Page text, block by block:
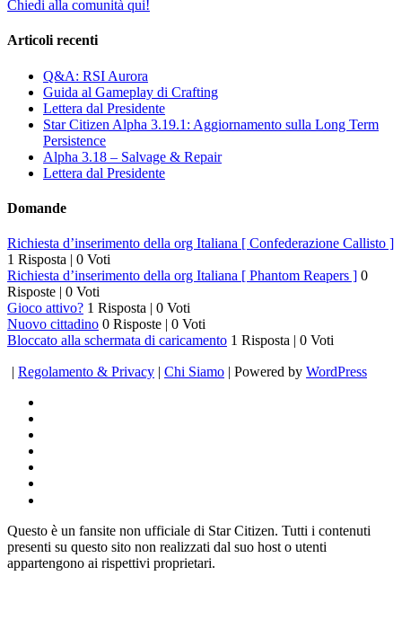
Chiedi alla comunità qui!
Articoli recenti
Q&A: RSI Aurora
Guida al Gameplay di Crafting
Lettera dal Presidente
Star Citizen Alpha 3.19.1: Aggiornamento sulla Long Term
Persistence
Alpha 3.18 – Salvage & Repair
Lettera dal Presidente
Domande
Richiesta d’inserimento della org Italiana [ Confederazione Callisto ]
1 Risposta | 0 Voti
Richiesta d’inserimento della org Italiana [ Phantom Reapers ] 0
Risposte | 0 Voti
Gioco attivo? 1 Risposta | 0 Voti
Nuovo cittadino 0 Risposte | 0 Voti
Bloccato alla schermata di caricamento 1 Risposta | 0 Voti
| Regolamento & Privacy | Chi Siamo | Powered by WordPress
Questo è un fansite non ufficiale di Star Citizen. Tutti i contenuti
presenti su questo sito non realizzati dal suo host o utenti
appartengono ai rispettivi proprietari.